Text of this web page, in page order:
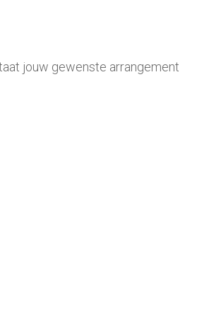
jouw gewenste arrangement